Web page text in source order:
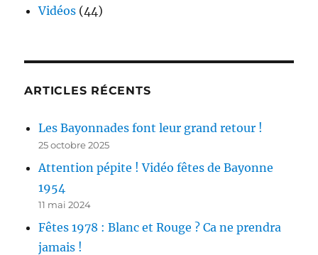
Vidéos (44)
ARTICLES RÉCENTS
Les Bayonnades font leur grand retour !
25 octobre 2025
Attention pépite ! Vidéo fêtes de Bayonne
1954
11 mai 2024
Fêtes 1978 : Blanc et Rouge ? Ca ne prendra
jamais !